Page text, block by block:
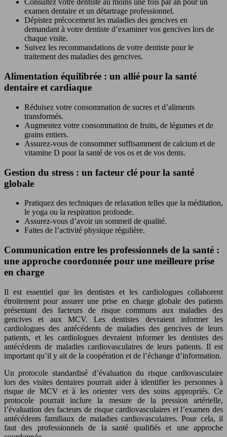
Consultez votre dentiste au moins une fois par an pour un
examen dentaire et un détartrage professionnel.
Dépistez précocement les maladies des gencives en
demandant à votre dentiste d’examiner vos gencives lors de
chaque visite.
Suivez les recommandations de votre dentiste pour le
traitement des maladies des gencives.
Alimentation équilibrée : un allié pour la santé
dentaire et cardiaque
Réduisez votre consommation de sucres et d’aliments
transformés.
Augmentez votre consommation de fruits, de légumes et de
grains entiers.
Assurez-vous de consommer suffisamment de calcium et de
vitamine D pour la santé de vos os et de vos dents.
Gestion du stress : un facteur clé pour la santé
globale
Pratiquez des techniques de relaxation telles que la méditation,
le yoga ou la respiration profonde.
Assurez-vous d’avoir un sommeil de qualité.
Faites de l’activité physique régulière.
Communication entre les professionnels de la santé :
une approche coordonnée pour une meilleure prise
en charge
Il est essentiel que les dentistes et les cardiologues collaborent
étroitement pour assurer une prise en charge globale des patients
présentant des facteurs de risque communs aux maladies des
gencives et aux MCV. Les dentistes devraient informer les
cardiologues des antécédents de maladies des gencives de leurs
patients, et les cardiologues devraient informer les dentistes des
antécédents de maladies cardiovasculaires de leurs patients. Il est
important qu’il y ait de la coopération et de l’échange d’information.
Un protocole standardisé d’évaluation du risque cardiovasculaire
lors des visites dentaires pourrait aider à identifier les personnes à
risque de MCV et à les orienter vers des soins appropriés. Ce
protocole pourrait inclure la mesure de la pression artérielle,
l’évaluation des facteurs de risque cardiovasculaires et l’examen des
antécédents familiaux de maladies cardiovasculaires. Pour cela, il
faut des professionnels de la santé qualifiés et une approche